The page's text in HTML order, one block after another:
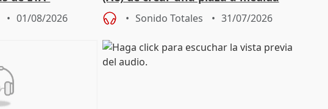
01/08/2026
para su hija en Ripoll (Girona)
Sonido Totales 31/07/2026